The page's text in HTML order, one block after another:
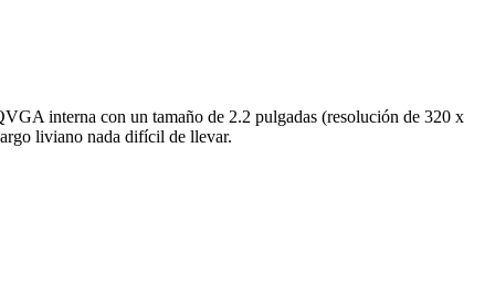
interna con un tamaño de 2.2 pulgadas (resolución de 320 x
liviano nada difícil de llevar.